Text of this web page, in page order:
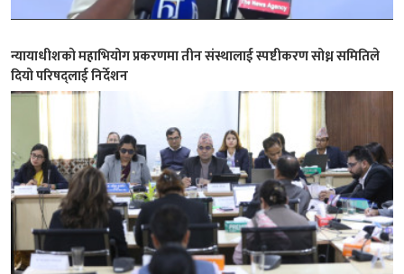
न्यायाधीशकाे महाभियोग प्रकरणमा तीन संस्थालाई स्पष्टीकरण सोध्न समितिले
दियो परिषद्लाई निर्देशन